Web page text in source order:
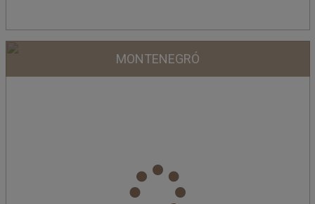
MONTENEGRÓ